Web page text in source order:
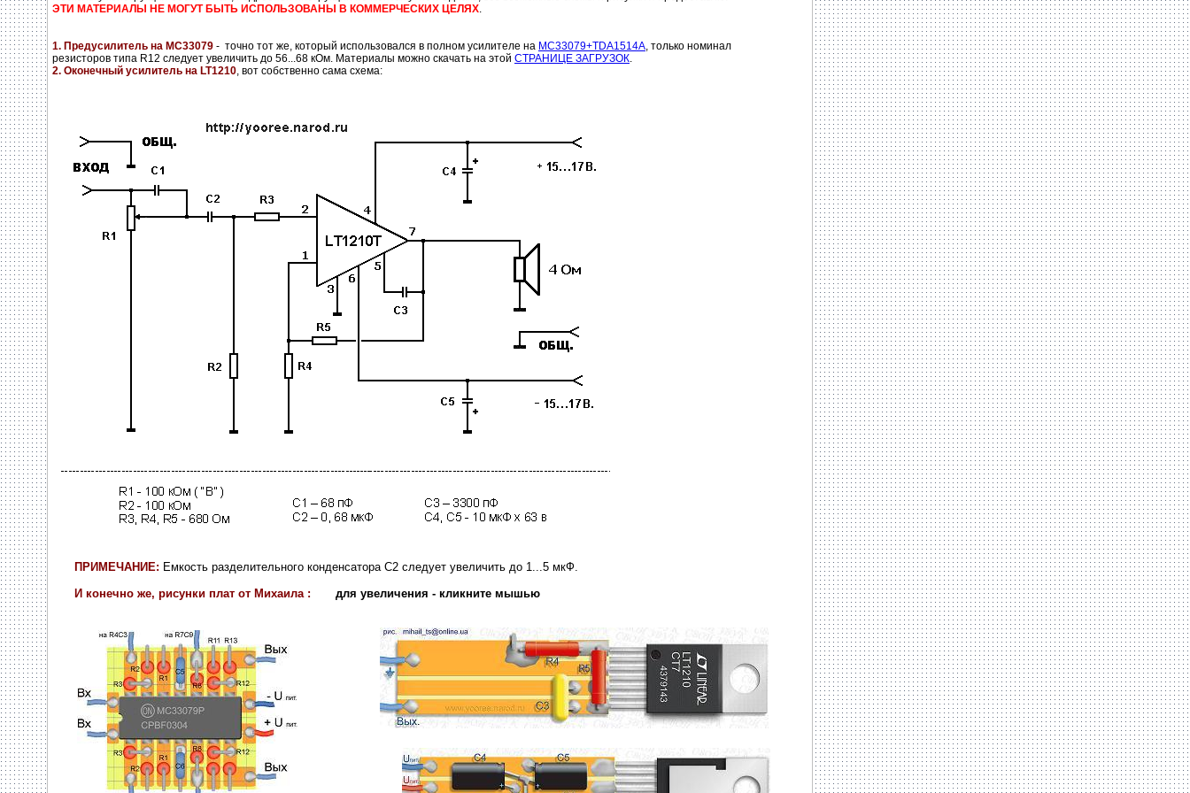
ЭТИ МАТЕРИАЛЫ НЕ МОГУТ БЫТЬ ИСПОЛЬЗОВАНЫ В КОММЕРЧЕСКИХ ЦЕЛЯХ.
1. Предусилитель на MC33079 - точно тот же, который использовался в полном усилителе на MC33079+TDA1514A, только номинал
резисторов типа R12 следует увеличить до 56...68 кОм. Материалы можно скачать на этой СТРАНИЦЕ ЗАГРУЗОК.
2. Оконечный усилитель на LT1210, вот собственно сама схема:
ПРИМЕЧАНИЕ: Емкость разделительного конденсатора С2 следует увеличить до 1...5 мкФ.
И конечно же, рисунки плат от Михаила : для увеличения - кликните мышью